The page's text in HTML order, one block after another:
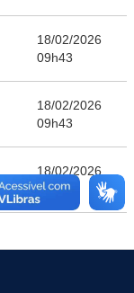
18/02/2026
09h43
18/02/2026
09h43
18/02/2026
09h43